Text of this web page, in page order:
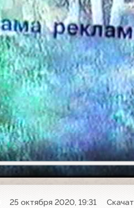
25 октября 2020, 19:31